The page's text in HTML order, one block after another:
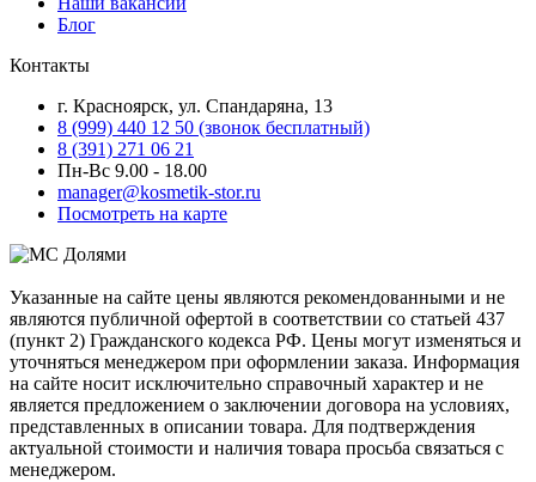
Блог
Контакты
г. Красноярск, ул. Спандаряна, 13
8 (999) 440 12 50 (звонок бесплатный)
8 (391) 271 06 21
Пн-Вс 9.00 - 18.00
manager@kosmetik-stor.ru
Посмотреть на карте
Указанные на сайте цены являются рекомендованными и не
являются публичной офертой в соответствии со статьей 437
(пункт 2) Гражданского кодекса РФ. Цены могут изменяться и
уточняться менеджером при оформлении заказа. Информация
на сайте носит исключительно справочный характер и не
является предложением о заключении договора на условиях,
представленных в описании товара. Для подтверждения
актуальной стоимости и наличия товара просьба связаться с
менеджером.